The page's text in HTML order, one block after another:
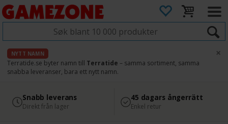
NYTT NAMN
Terratide.se byter namn till Terratide – samma sortiment, samma
snabba leveranser, bara ett nytt namn.
×
4.8
Läs omdömen på Google
Säker betalning
med Svea
Snabb leverans
Direkt från lager
45 dagars ångerrätt
Enkel retur